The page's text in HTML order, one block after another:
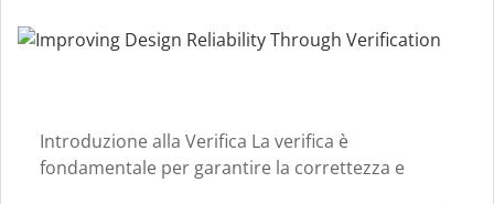
Introduzione alla Verifica La verifica è
fondamentale per garantire la correttezza e